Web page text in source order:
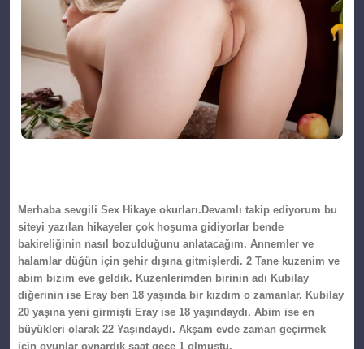
Merhaba sevgili Sex Hikaye okurları.Devamlı takip ediyorum bu
siteyi yazılan hikayeler çok hoşuma gidiyorlar bende
bakireliğinin nasıl bozulduğunu anlatacağım. Annemler ve
halamlar düğün için şehir dışına gitmişlerdi. 2 Tane kuzenim ve
abim bizim eve geldik. Kuzenlerimden birinin adı Kubilay
diğerinin ise Eray ben 18 yaşında bir kızdım o zamanlar. Kubilay
20 yaşına yeni girmişti Eray ise 18 yaşındaydı. Abim ise en
büyükleri olarak 22 Yaşındaydı. Akşam evde zaman geçirmek
için oyunlar oynardık saat gece 1 olmuştu.